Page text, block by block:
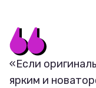
«Если
ярким и